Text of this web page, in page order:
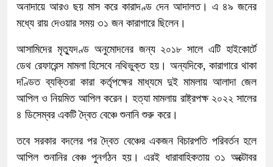
অনাদায়ে আরও ছয় মাস করে কারাদণ্ড দেন আদালত। এ ৪৯ জনের
মধ্যে রায় দেওয়ার সময় ৩১ জন কারাগারে ছিলেন।
আসামিদের মৃত্যুদণ্ড অনুমোদনের জন্য ২০১৮ সালে এটি হাইকোর্টে
ডেথ রেফারেন্স মামলা হিসেবে নথিভুক্ত হয়। অন্যদিকে, কারাগারে থাকা
দণ্ডিত ব্যক্তিরা কারা কর্তৃপক্ষের মাধ্যমে দুই মামলায় আলাদা জেল
আপিল ও নিয়মিত আপিল করেন। হত্যা মামলায় রাষ্ট্রপক্ষ ২০২২ সালের
৪ ডিসেম্বর একটি দ্বৈত বেঞ্চে শুনানি শুরু করে।
তবে সরকার বদলের পর দ্বৈত বেঞ্চের একজন বিচারপতি পরিবর্তন হলে
আপিল শুনানির বেঞ্চ পুনর্গঠন হয়। এরই ধারাবাহিকতায় ৩১ অক্টোবর